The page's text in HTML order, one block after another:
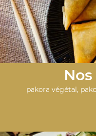
pakora végétal,